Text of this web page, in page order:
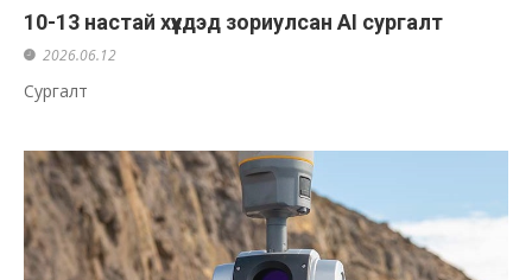
10-13 настай хүүхдэд зориулсан AI сургалт
2026.06.12
Сургалт